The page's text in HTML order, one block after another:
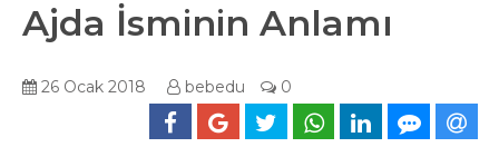
Ajda İsminin Anlamı
26 Ocak 2018 bebedu 0